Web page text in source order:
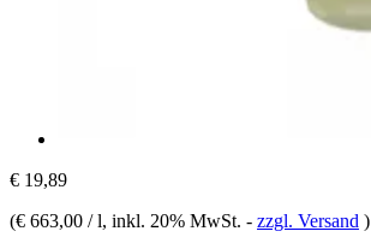
€ 19,89
(€ 663,00 / l, inkl. 20% MwSt. - zzgl. Versand )